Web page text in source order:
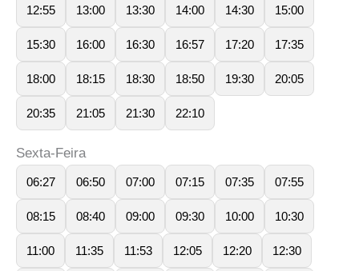
12:55 13:00 13:30 14:00 14:30 15:00
15:30 16:00 16:30 16:57 17:20 17:35
18:00 18:15 18:30 18:50 19:30 20:05
20:35 21:05 21:30 22:10
Sexta-Feira
06:27 06:50 07:00 07:15 07:35 07:55
08:15 08:40 09:00 09:30 10:00 10:30
11:00 11:35 11:53 12:05 12:20 12:30